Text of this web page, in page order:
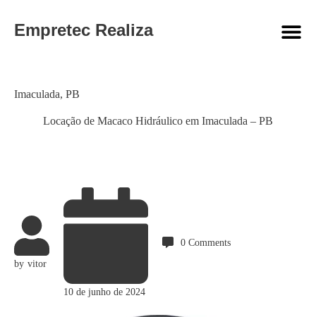
Empretec Realiza
Locação de Macaco Hidráulico em Imaculada – PB
Category
Imaculada, PB
by vitor
10 de junho de 2024
0 Comments